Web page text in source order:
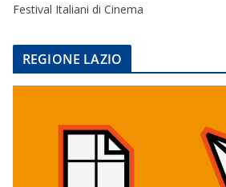
Festival Italiani di Cinema
REGIONE LAZIO